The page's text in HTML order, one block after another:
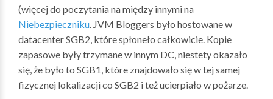
(więcej do poczytania na między innymi na
Niebezpieczniku. JVM Bloggers było hostowane w
datacenter SGB2, które spłoneło całkowicie. Kopie
zapasowe były trzymane w innym DC, niestety okazało
się, że było to SGB1, które znajdowało się w tej samej
fizycznej lokalizacji co SGB2 i też ucierpiało w pożarze.